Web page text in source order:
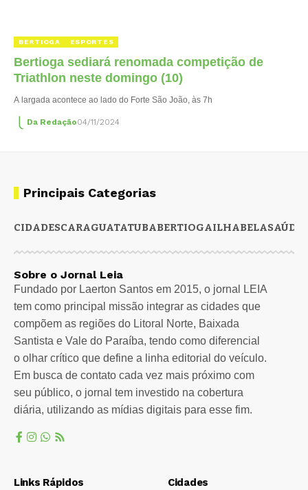
BERTIOGA ESPORTES
Bertioga sediará renomada competição de
Triathlon neste domingo (10)
A largada acontece ao lado do Forte São João, às 7h
Da Redação04/11/2024
Principais Categorias
CIDADESCARAGUATATUBABERTIOGAILHABELASAÚDE
Sobre o Jornal Leia
Fundado por Laerton Santos em 2015, o jornal LEIA
tem como principal missão integrar as cidades que
compõem as regiões do Litoral Norte, Baixada
Santista e Vale do Paraíba, tendo como diferencial
o olhar crítico que define a linha editorial do veículo.
Em busca de contato cada vez mais próximo com
seu público, o jornal tem investido na cobertura
diária, utilizando as mídias digitais para esse fim.
Links Rápidos Cidades